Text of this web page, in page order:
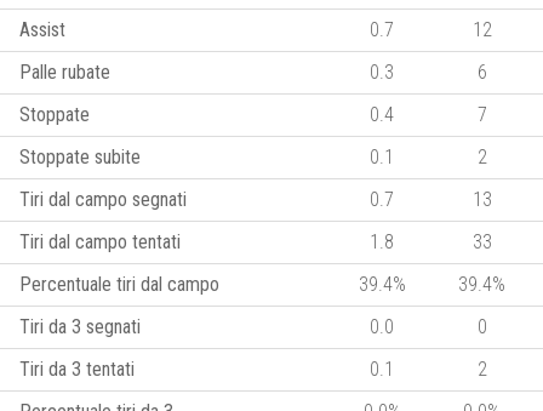
Assist
0.7
12
Palle rubate
0.3
6
Stoppate
0.4
7
Stoppate subite
0.1
2
Tiri dal campo segnati
0.7
13
Tiri dal campo tentati
1.8
33
Percentuale tiri dal campo
39.4%
39.4%
Tiri da 3 segnati
0.0
0
Tiri da 3 tentati
0.1
2